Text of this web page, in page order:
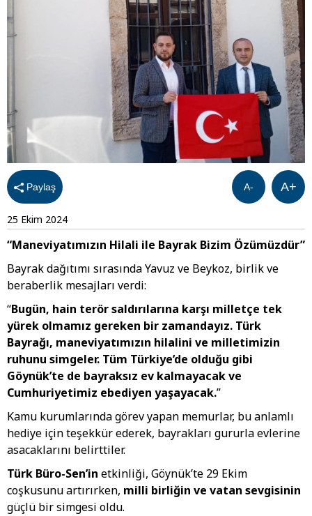
Paylaş A+
A-
25 Ekim 2024
“Maneviyatımızın Hilali ile Bayrak Bizim Özümüzdür”
Bayrak dağıtımı sırasında Yavuz ve Beykoz, birlik ve
beraberlik mesajları verdi:
“Bugün, hain terör saldırılarına karşı milletçe tek
yürek olmamız gereken bir zamandayız. Türk
Bayrağı, maneviyatımızın hilalini ve milletimizin
ruhunu simgeler. Tüm Türkiye’de olduğu gibi
Göynük’te de bayraksız ev kalmayacak ve
Cumhuriyetimiz ebediyen yaşayacak.”
Kamu kurumlarında görev yapan memurlar, bu anlamlı
hediye için teşekkür ederek, bayrakları gururla evlerine
asacaklarını belirttiler.
Türk Büro-Sen’in etkinliği, Göynük’te 29 Ekim
coşkusunu artırırken, milli birliğin ve vatan sevgisinin
güçlü bir simgesi oldu.